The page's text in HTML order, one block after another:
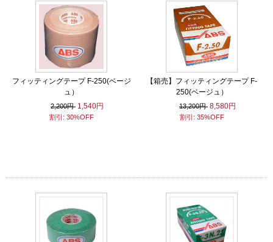
フィッティングテープ F-250(ベージ
ュ）
2,200円 1,540円
割引: 30%OFF
【箱売】フィッティングテープ F-
250(ベージュ）
13,200円 8,580円
割引: 35%OFF